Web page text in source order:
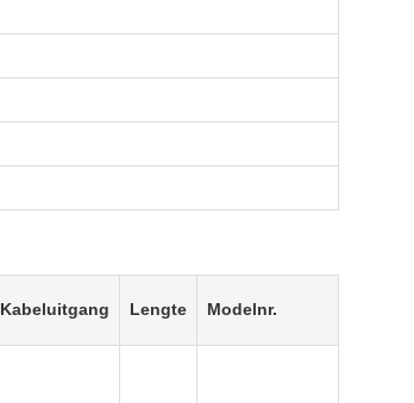
Kabeluitgang Lengte Modelnr.